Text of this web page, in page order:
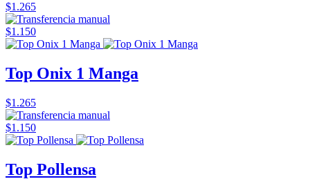
$1.265
$1.150
Top Onix 1 Manga
$1.265
$1.150
Top Pollensa